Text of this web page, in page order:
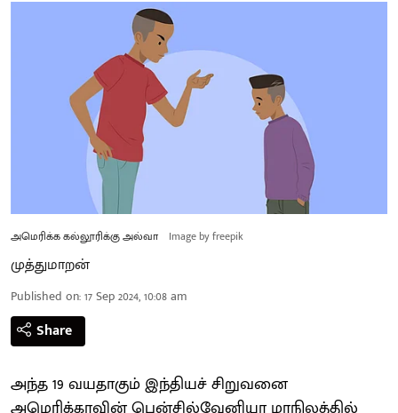
அமெரிக்க கல்லூரிக்கு அல்வா Image by freepik
முத்துமாறன்
Published on:17 Sep 2024, 10:08 am
Share
அந்த 19 வயதாகும் இந்தியச் சிறுவனை